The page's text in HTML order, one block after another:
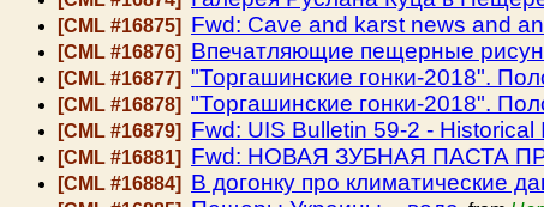
[CML #16875] Fwd: Cave and karst news and
[CML #16876] Впечатляющие пещерные
[CML #16877] "Торгашинские гонки-2018".
[CML #16878] "Торгашинские гонки-2018".
[CML #16879] Fwd: UIS Bulletin 59-2 - Historical
[CML #16881] Fwd: НОВАЯ ЗУБНАЯ ПАСТА
[CML #16884] В догонку про климатические